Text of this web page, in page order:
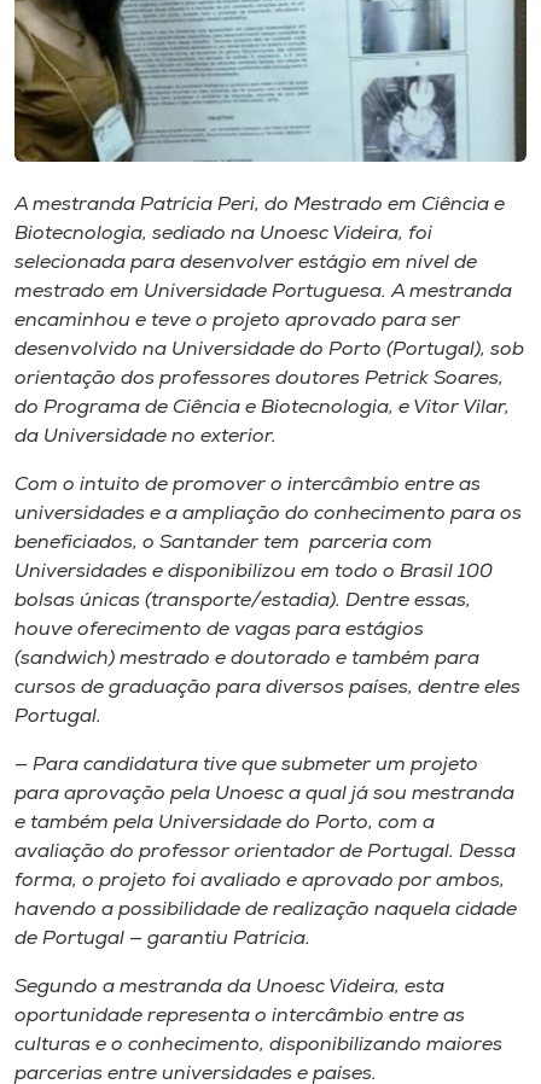
Rádio
Museu
Unoesc
Store
Selecione
A+
A mestranda Patrícia Peri, do Mestrado em Ciência e
Biotecnologia, sediado na Unoesc Videira, foi
selecionada para desenvolver estágio em nível de
mestrado em Universidade Portuguesa. A mestranda
encaminhou e teve o projeto aprovado para ser
desenvolvido na Universidade do Porto (Portugal), sob
orientação dos professores doutores Petrick Soares,
do Programa de Ciência e Biotecnologia, e Vitor Vilar,
da Universidade no exterior.
Com o intuito de promover o interc​â​mbio entre as
universidades e a ampliação do conhecimento para os
beneficiados​, o Santander tem parceria com
Universidades e disponibilizou em todo o Brasil 100
bolsas únicas (transporte/estadia). Dentre essas,
houve ​oferecimento ​de vagas para estágios
(sandwich) mestrado e doutorado e também para
cursos ​de graduação para diversos países, dentre eles
Portugal.
​—​ Para candidatura tive que​ submeter um projeto
para aprovação pela Unoesc a qual já sou mestranda
e também pela Universidade do Porto​,​ com a
avaliação do professor orientador de Portugal. Dessa
forma​,​ o projeto foi avaliado e aprovado por ambos,
havendo a possibilidade de realização na​quela​ cidade
d​e​ Port​ugal — garantiu Patrícia.
S​egundo a mestranda da Unoesc Videira, esta
oportunidade representa o interc​â​mbio entre as
culturas e o conhecimento, disponibilizando maiores
parcerias entre universidades e países.